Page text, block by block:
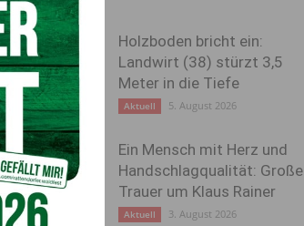
Holzboden bricht ein:
Landwirt (38) stürzt 3,5
Meter in die Tiefe
Aktuell 5. August 2026
Ein Mensch mit Herz und
Handschlagqualität: Große
Trauer um Klaus Rainer
Aktuell 3. August 2026